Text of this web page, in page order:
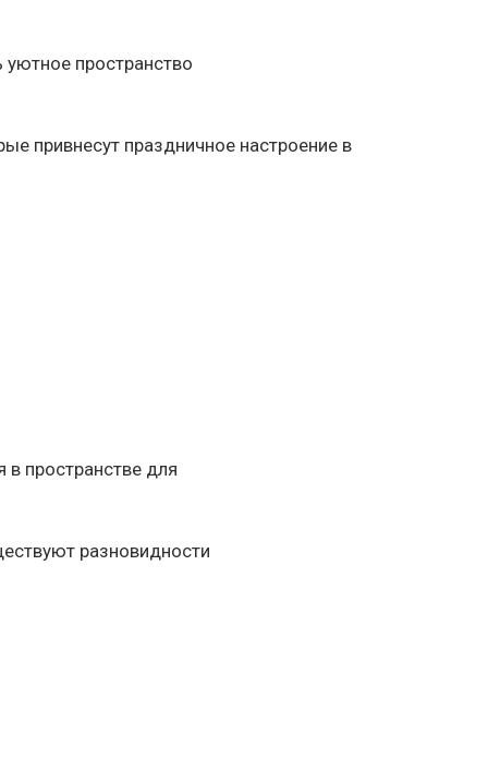
пространство
привнесут праздничное настроение в
пространстве для
разновидности